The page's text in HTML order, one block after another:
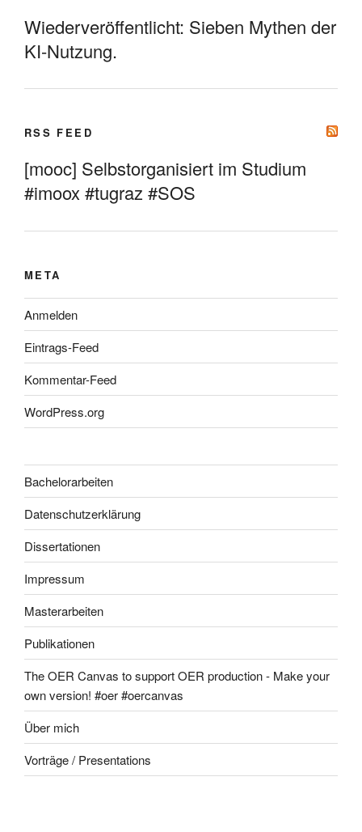
Wiederveröffentlicht: Sieben Mythen der
KI-Nutzung.
RSS FEED
[mooc] Selbstorganisiert im Studium
#imoox #tugraz #SOS
META
Anmelden
Eintrags-Feed
Kommentar-Feed
WordPress.org
Bachelorarbeiten
Datenschutzerklärung
Dissertationen
Impressum
Masterarbeiten
Publikationen
The OER Canvas to support OER production - Make your
own version! #oer #oercanvas
Über mich
Vorträge / Presentations